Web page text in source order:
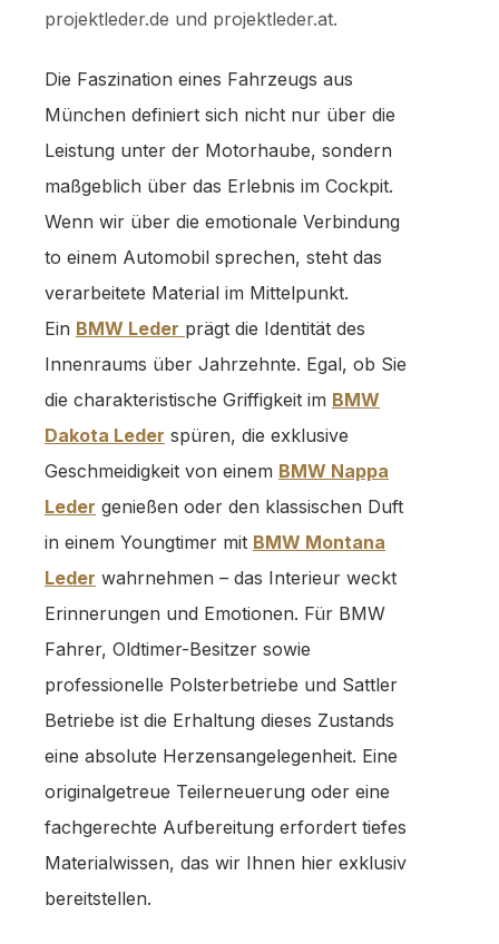
projektleder.de und projektleder.at.
Die Faszination eines Fahrzeugs aus
München definiert sich nicht nur über die
Leistung unter der Motorhaube, sondern
maßgeblich über das Erlebnis im Cockpit.
Wenn wir über die emotionale Verbindung
to einem Automobil sprechen, steht das
verarbeitete Material im Mittelpunkt.
Ein BMW Leder prägt die Identität des
Innenraums über Jahrzehnte. Egal, ob Sie
die charakteristische Griffigkeit im BMW
Dakota Leder spüren, die exklusive
Geschmeidigkeit von einem BMW Nappa
Leder genießen oder den klassischen Duft
in einem Youngtimer mit BMW Montana
Leder wahrnehmen – das Interieur weckt
Erinnerungen und Emotionen. Für BMW
Fahrer, Oldtimer-Besitzer sowie
professionelle Polsterbetriebe und Sattler
Betriebe ist die Erhaltung dieses Zustands
eine absolute Herzensangelegenheit. Eine
originalgetreue Teilerneuerung oder eine
fachgerechte Aufbereitung erfordert tiefes
Materialwissen, das wir Ihnen hier exklusiv
bereitstellen.